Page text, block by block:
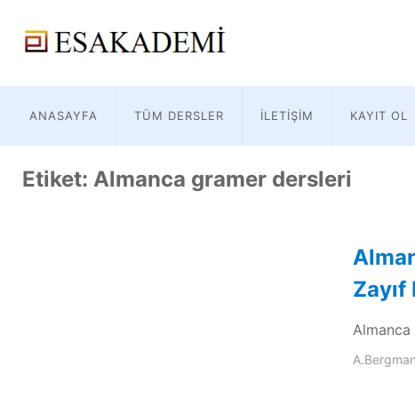
ANASAYFA TÜM DERSLER İLETIŞIM KAYIT OL
Etiket: Almanca gramer dersleri